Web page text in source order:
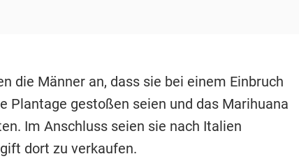
die Männer an, dass sie bei einem Einbruch
Plantage gestoßen seien und das Marihuana
Im Anschluss seien sie nach Italien
dort zu verkaufen.